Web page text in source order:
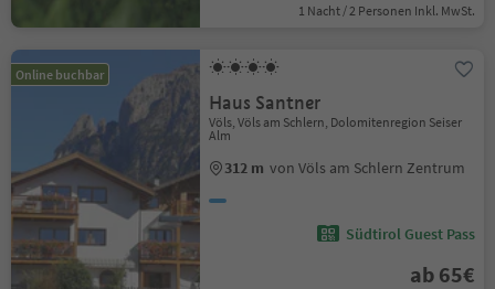
1 Nacht / 2 Personen Inkl. MwSt.
Online buchbar
Haus Santner
Völs, Völs am Schlern, Dolomitenregion Seiser
Alm
312 m von Völs am Schlern Zentrum
Südtirol Guest Pass
ab 65€